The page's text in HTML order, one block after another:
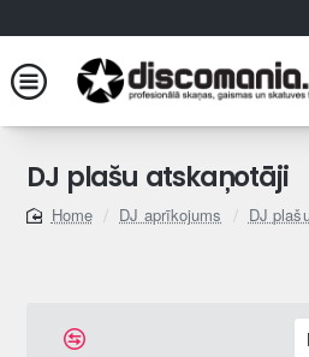
DJ plašu atskaņotāji
home
DJ aprīkojums DJ